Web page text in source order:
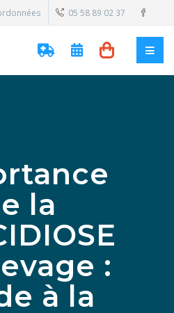
05 58 89 02 37
la
:
à la